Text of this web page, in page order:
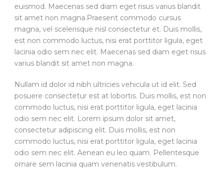
euismod. Maecenas sed diam eget risus varius blandit
sit amet non magna.Praesent commodo cursus
magna, vel scelerisque nisl consectetur et. Duis mollis,
est non commodo luctus, nisi erat porttitor ligula, eget
lacinia odio sem nec elit. Maecenas sed diam eget risus
varius blandit sit amet non magna.
Nullam id dolor id nibh ultricies vehicula ut id elit. Sed
posuere consectetur est at lobortis. Duis mollis, est non
commodo luctus, nisi erat porttitor ligula, eget lacinia
odio sem nec elit. Lorem ipsum dolor sit amet,
consectetur adipiscing elit. Duis mollis, est non
commodo luctus, nisi erat porttitor ligula, eget lacinia
odio sem nec elit. Aenean eu leo quam. Pellentesque
ornare sem lacinia quam venenatis vestibulum.